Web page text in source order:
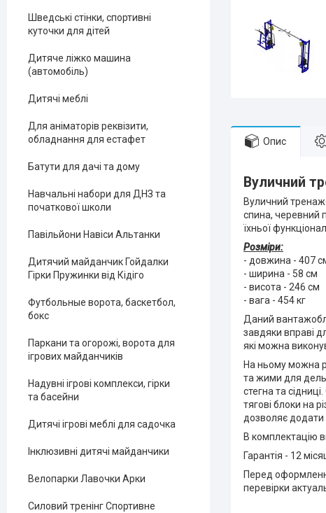
Опис
Вуличний
Вуличний
спина, черевний
їхньої
Розміри:
- довжина - 407
- ширина - 58 см
- висота - 246 см
- вага - 454 кг
Даний
завдяки вправі
які можна
На ньому можна
та жими для
стегна та
тягові блоки на
дозволяє додати
В комплектацію
Гарантія - 12
Перед
перевірки
Шведські стінки, спортивні
куточки для дітей
Дитяче ліжко машина
(автомобіль)
Дитячі меблі
Для аніматорів реквізити,
обладнання для естафет
Батути для дачі та дому
Навчальні набори для ДНЗ та
початкової школи
Павільйони Навіси Альтанки
Дитячий майданчик Гойдалки
Гірки Пружинки від Кідіго
Футбольные ворота, баскетбол,
бокс
Паркани та огорожі, ворота для
ігрових майданчиків
Надувні ігрові комплекси, гірки
та басейни
Дитячі ігрові меблі для садочка
Інклюзивні дитячі майданчики
Велопарки Лавочки Арки
Силовий тренінг Спортивне